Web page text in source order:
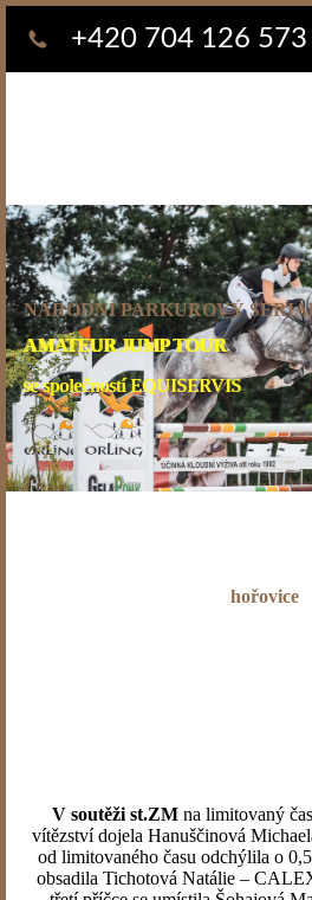
+420 704 126 573
NÁRODNÍ PARKUROVÝ
AMATEUR JUMP TOUR
se společností EQUISERVIS
hořovice
V soutěži st.ZM na limitovaný
vítězství dojela Hanuščinová
od limitovaného času odchýlila o
obsadila Tichotová Natálie –